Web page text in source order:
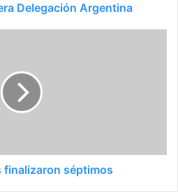
Delegación Argentina
finalizaron séptimos